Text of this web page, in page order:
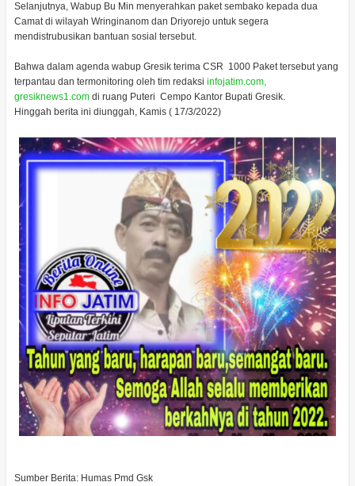
Selanjutnya, Wabup Bu Min menyerahkan paket sembako kepada dua
Camat di wilayah Wringinanom dan Driyorejo untuk segera
mendistrubusikan bantuan sosial tersebut.
Bahwa dalam agenda wabup Gresik terima CSR 1000 Paket tersebut yang
terpantau dan termonitoring oleh tim redaksi infojatim.com,
gresiknews1.comdi ruang Puteri Cempo Kantor Bupati Gresik.
Hinggah berita ini diunggah, Kamis ( 17/3/2022)
Sumber Berita: Humas Pmd Gsk